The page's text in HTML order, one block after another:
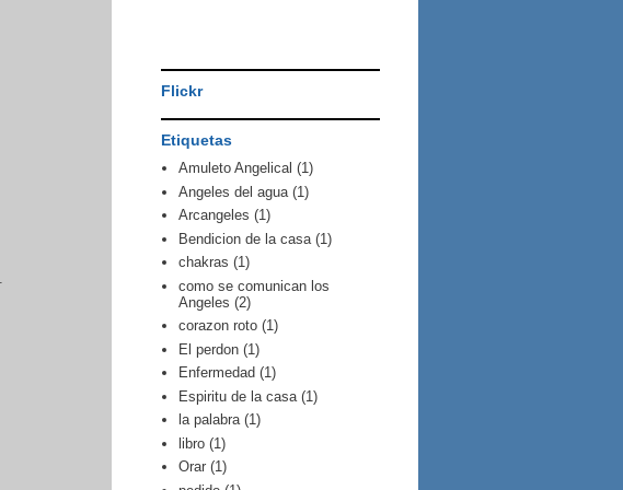
Flickr
Etiquetas
Amuleto Angelical (1)
Angeles del agua (1)
Arcangeles (1)
Bendicion de la casa (1)
chakras (1)
como se comunican los
Angeles (2)
corazon roto (1)
El perdon (1)
Enfermedad (1)
Espiritu de la casa (1)
la palabra (1)
libro (1)
Orar (1)